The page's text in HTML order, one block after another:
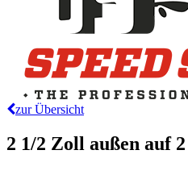
zur Übersicht
2 1/2 Zoll außen auf